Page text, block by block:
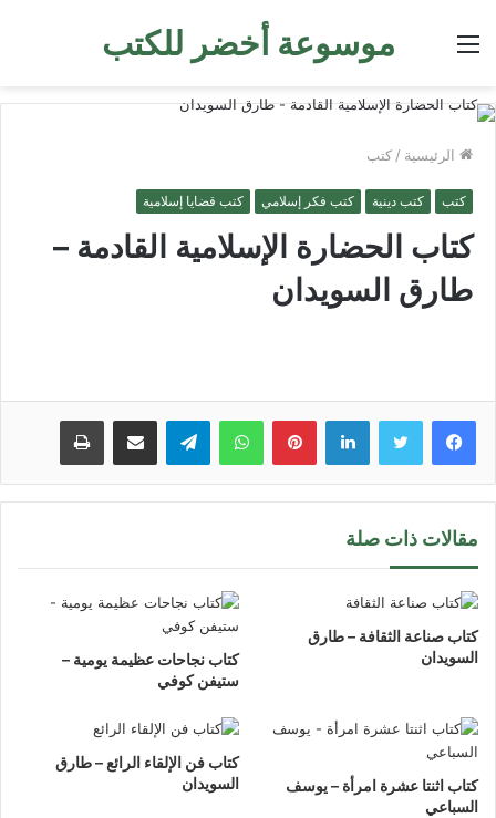
موسوعة أخضر للكتب القائمة
الرئيسية / كتب
كتب كتب دينية كتب فكر إسلامي كتب قضايا إسلامية
كتاب الحضارة الإسلامية القادمة –
طارق السويدان
لينكدإن بينتيريستواتساب تيلقرام مشاركة عبر البريد طباعة
مقالات ذات صلة
كتاب صناعة الثقافة – طارق
السويدان
كتاب نجاحات عظيمة يومية –
ستيفن كوفي
كتاب اثنتا عشرة امرأة – يوسف
السباعي
كتاب فن الإلقاء الرائع – طارق
السويدان